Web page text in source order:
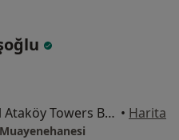
Çobançeşme E-5, Yan Yol Ataköy Towers B Blok D:76, İstanbul • Harita